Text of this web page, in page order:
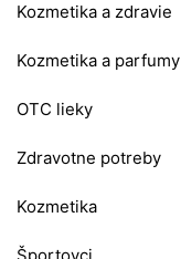
Kozmetika a zdravie
Kozmetika a parfumy
OTC lieky
Zdravotne potreby
Kozmetika